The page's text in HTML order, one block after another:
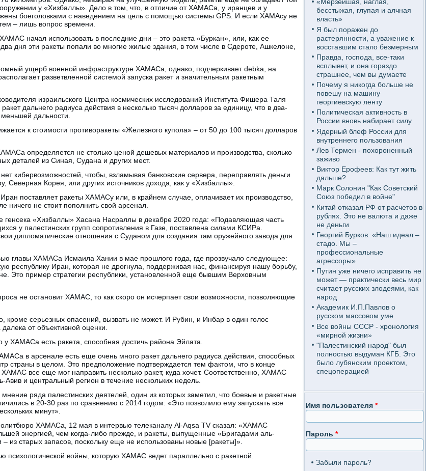
у «Хизбаллы». Дело в том, что, в отличие от ХАМАСа, у иранцев и у
боеголовками с наведением на цель с помощью системы GPS. И если ХАМАсу не
– лишь вопрос времени.
начал использовать в последние дни – это ракета «Буркан», или, как ее
дня эти ракеты попали во многие жилые здания, в том числе в Сдероте, Ашкелоне,
ущерб военной инфраструктуре ХАМАСа, однако, подчеркивает debka, на
разветвленной системой запуска ракет и значительным ракетным
израильского Центра космических исследований Института Фишера Таля
дальнего радиуса действия в несколько тысяч долларов за единицу, что в два-
дальности.
к стоимости противоракеты «Железного купола» – от 50 до 100 тысяч долларов
определяется не столько ценой дешевых материалов и производства, сколько
деталей из Синая, Судана и других мест.
кибервозможностей, чтобы, взламывая банковские сервера, переправлять деньги
Северная Корея, или других источников дохода, как у «Хизбаллы».
поставляет ракеты ХАМАСу или, в крайнем случае, оплачивает их производство,
ничего не стоит пополнить свой арсенал.
генсека «Хизбаллы» Хасана Насраллы в декабре 2020 года: «Подавляющая часть
у палестинских групп сопротивления в Газе, поставлена силами КСИРа.
дипломатические отношения с Суданом для создания там оружейного завода для
главы ХАМАСа Исмаила Хании в мае прошлого года, где прозвучало следующее:
республику Иран, которая не дрогнула, поддерживая нас, финансируя нашу борьбу,
Это пример стратегии республики, установленной еще бывшим Верховным
не остановит ХАМАС, то как скоро он исчерпает свои возможности, позволяющие
кроме серьезных опасений, вызвать не может. И Рубин, и Инбар в один голос
от объективной оценки.
ХАМАСа есть ракета, способная достичь района Эйлата.
в арсенале есть еще очень много ракет дальнего радиуса действия, способных
страны в целом. Это предположение подтверждается тем фактом, что в конце
все еще мог направить несколько ракет, куда хочет. Соответственно, ХАМАС
Авив и центральный регион в течение нескольких недель.
ряда палестинских деятелей, один из которых заметил, что боевые и ракетные
в 20-30 раз по сравнению с 2014 годом: «Это позволило ему запускать все
минут».
ХАМАСа, 12 мая в интервью телеканалу Al-Aqsa TV сказал: «ХАМАС
энергией, чем когда-либо прежде, и ракеты, выпущенные «Бригадами аль-
из старых запасов, поскольку еще не использованы новые [ракеты]».
психологической войны, которую ХАМАС ведет параллельно с ракетной.
«Мерзейшая, наглая,
бесстыжая, глупая и алчная
власть»
Я был поражен до
растерянности, а уважение к
восставшим стало безмерным
Правда, господа, все-таки
всплывет, и она гораздо
страшнее, чем вы думаете
Почему я никогда больше не
повешу на машину
георгиевскую ленту
Политическая активность в
России вновь набирает силу
Ядерный блеф России для
внутреннего пользования
Лев Термен - похороненный
заживо
Виктор Ерофеев: Как тут жить
дальше?
Марк Солонин "Как Советский
Союз победил в войне"
Китай отказал РФ от расчетов в
рублях. Это не валюта и даже
не деньги
Георгий Бурков: «Наш идеал –
стадо. Мы –
профессиональные
агрессоры»
Путин уже ничего исправить не
может — практически весь мир
считает русских злодеями, как
народ
Академик И.П.Павлов о
русском массовом уме
Все войны СССР - хронология
«мирной жизни»
"Палестинский народ" был
полностью выдуман КГБ. Это
было лубянским проектом,
спецоперацией
Имя пользователя *
Пароль *
Забыли пароль?